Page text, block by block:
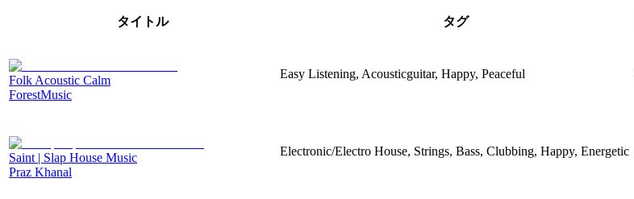
タイトル タグ
Folk Acoustic Calm
ForestMusic
Easy Listening, Acousticguitar, Happy, Peaceful
Saint | Slap House Music
Praz Khanal
Electronic/Electro House, Strings, Bass, Clubbing, Happy, Energetic